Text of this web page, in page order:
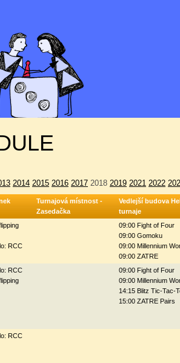
2014 2015 2016 2017 2018 2019 2021 2022
Turnajová místnost -
Zasedačka
Vedlejší budova
turnaje
RCC
09:00 Fight of Four
09:00 Gomoku
09:00 Millennium
09:00 ZATRE
RCC
09:00 Fight of Four
09:00 Millennium
14:15 Blitz Tic-Tac-
15:00 ZATRE Pairs
RCC